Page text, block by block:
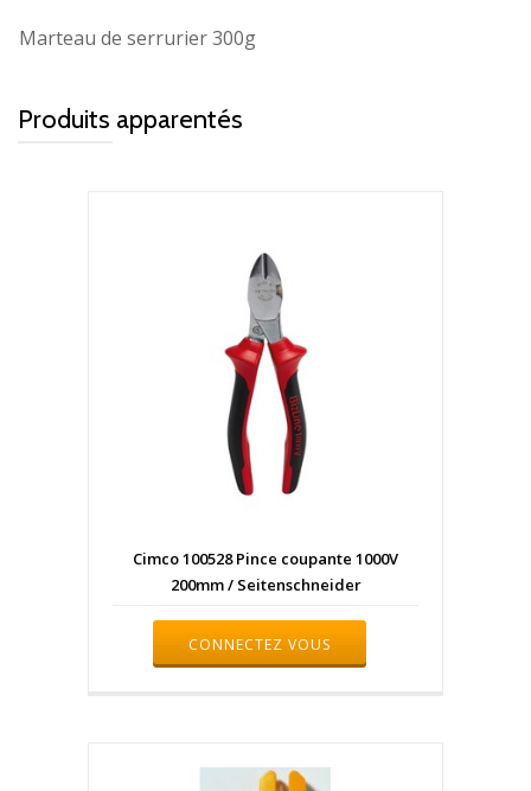
Marteau de serrurier 300g
Produits apparentés
Cimco 100528 Pince coupante 1000V
200mm / Seitenschneider
CONNECTEZ VOUS